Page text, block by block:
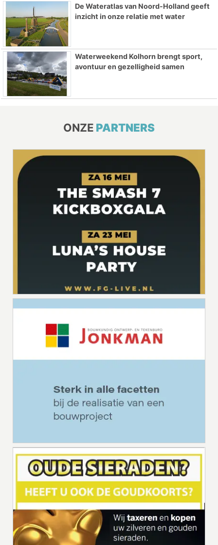
De Wateratlas van Noord-Holland geeft
inzicht in onze relatie met water
Waterweekend Kolhorn brengt sport,
avontuur en gezelligheid samen
ONZE PARTNERS